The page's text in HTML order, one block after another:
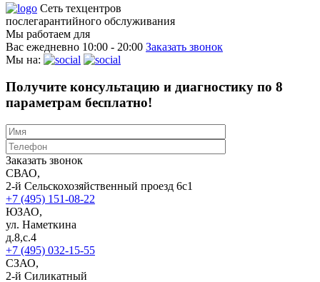
Сеть техцентров
послегарантийного обслуживания
Мы работаем для
Вас ежедневно 10:00 - 20:00 Заказать звонок
Мы на:
Получите консультацию и диагностику по 8
параметрам бесплатно!
Заказать звонок
СВАО,
2-й Сельскохозяйственный проезд 6с1
+7 (495) 151-08-22
ЮЗАО,
ул. Наметкина
д.8,с.4
+7 (495) 032-15-55
СЗАО,
2-й Силикатный